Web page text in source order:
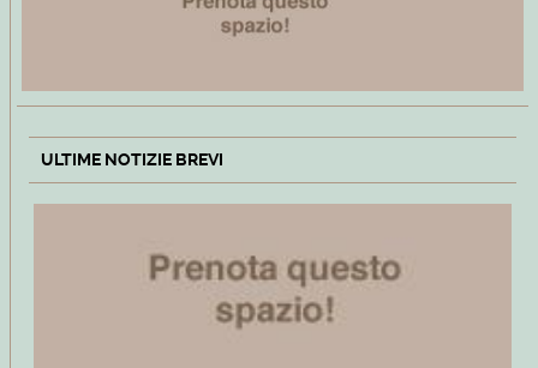
ULTIME NOTIZIE BREVI